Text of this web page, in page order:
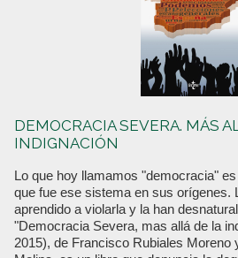
DEMOCRACIA SEVERA. MÁS
INDIGNACIÓN
Lo que hoy llamamos "democracia"
que fue ese sistema en sus orígenes.
aprendido a violarla y la han
"Democracia Severa, mas allá de la
2015), de Francisco Rubiales Moreno